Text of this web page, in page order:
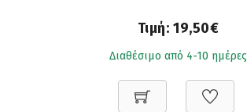
Τιμή: 19,50€
Διαθέσιμο από 4-10 ημέρες